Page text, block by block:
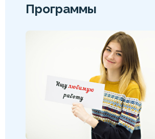
Программы